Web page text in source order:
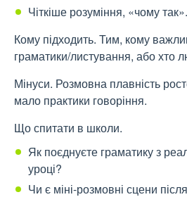
Чіткіше розуміння, «чому так».
Кому підходить. Тим, кому
граматики/листування, або хто
Мінуси. Розмовна плавність
мало практики говоріння.
Що спитати в школи.
Як поєднуєте граматику з
уроці?
Чи є міні-розмовні сцени